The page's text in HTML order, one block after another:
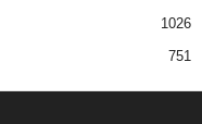
1026
751